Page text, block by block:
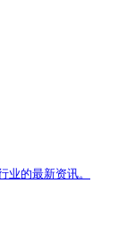
的最新资讯。